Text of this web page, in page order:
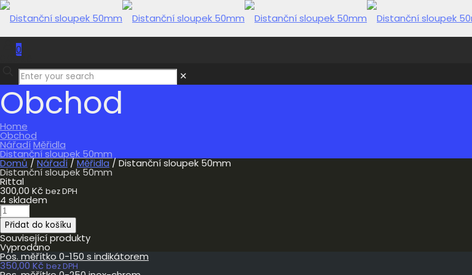
0
0,00 Kč
✕
Obchod
Home
Obchod
NářadíMěřidla
Distanční sloupek 50mm
Domů / Nářadí / Měřidla / Distanční sloupek 50mm
Distanční sloupek 50mm
Rittal
300,00 Kč bez DPH
4 skladem
Distanční
sloupek
50mm
množství
Přidat do košíku
Související produkty
Vyprodáno
Pos. měřítko 0-150 s indikátorem
350,00 Kč bez DPH